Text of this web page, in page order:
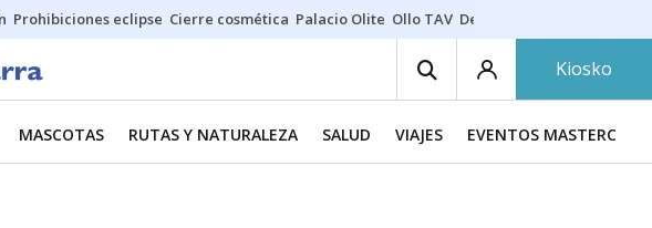
Prohibiciones eclipse Cierre cosmética Palacio Olite Ollo TAV Derrama vecinos
Kiosko
MASCOTAS RUTAS Y NATURALEZA SALUD VIAJES EVENTOS MASTERCHEF